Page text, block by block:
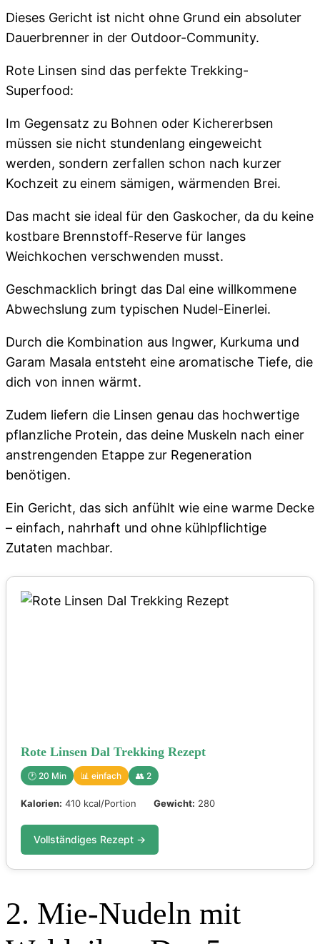
Dieses Gericht ist nicht ohne Grund ein absoluter
Dauerbrenner in der Outdoor-Community.
Rote Linsen sind das perfekte Trekking-
Superfood:
Im Gegensatz zu Bohnen oder Kichererbsen
müssen sie nicht stundenlang eingeweicht
werden, sondern zerfallen schon nach kurzer
Kochzeit zu einem sämigen, wärmenden Brei.
Das macht sie ideal für den Gaskocher, da du keine
kostbare Brennstoff-Reserve für langes
Weichkochen verschwenden musst.
Geschmacklich bringt das Dal eine willkommene
Abwechslung zum typischen Nudel-Einerlei.
Durch die Kombination aus Ingwer, Kurkuma und
Garam Masala entsteht eine aromatische Tiefe, die
dich von innen wärmt.
Zudem liefern die Linsen genau das hochwertige
pflanzliche Protein, das deine Muskeln nach einer
anstrengenden Etappe zur Regeneration
benötigen.
Ein Gericht, das sich anfühlt wie eine warme Decke
– einfach, nahrhaft und ohne kühlpflichtige
Zutaten machbar.
Rote Linsen Dal Trekking Rezept
🕐 20 Min 📊 einfach 👥 2
Kalorien: 410 kcal/Portion Gewicht: 280
Vollständiges Rezept →
2. Mie-Nudeln mit